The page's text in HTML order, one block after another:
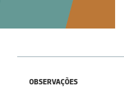
OBSERVAÇÕES